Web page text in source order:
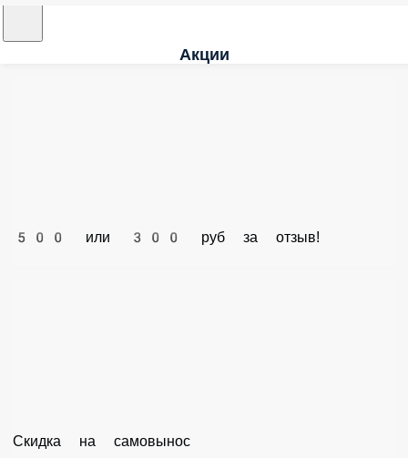
Акции
500 или 300 руб за отзыв!
Скидка на самовынос